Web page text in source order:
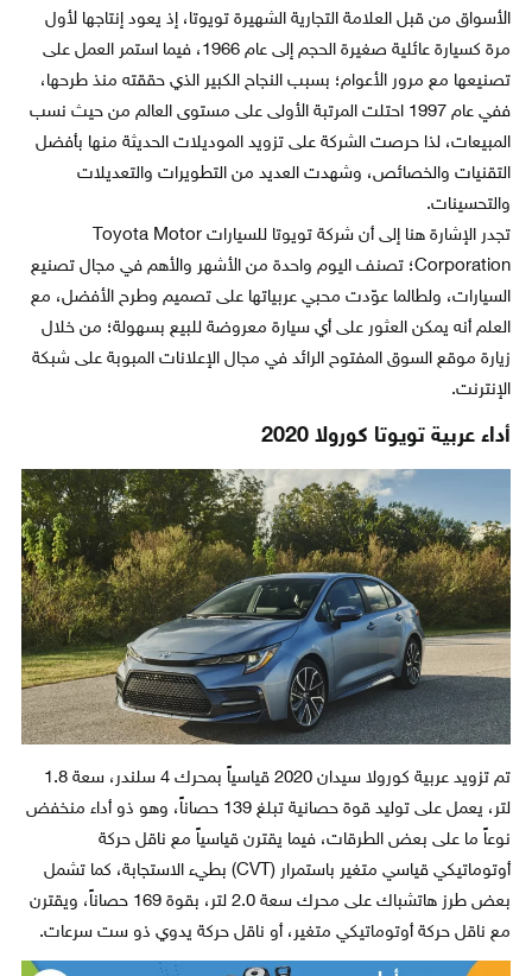
الأسواق من قبل العلامة التجارية الشهيرة تويوتا، إذ يعود إنتاجها لأول
مرة كسيارة عائلية صغيرة الحجم إلى عام 1966، فيما استمر العمل على
تصنيعها مع مرور الأعوام؛ بسبب النجاح الكبير الذي حققته منذ طرحها،
ففي عام 1997 احتلت المرتبة الأولى على مستوى العالم من حيث نسب
المبيعات، لذا حرصت الشركة على تزويد الموديلات الحديثة منها بأفضل
التقنيات والخصائص، وشهدت العديد من التطويرات والتعديلات
والتحسينات.
تجدر الإشارة هنا إلى أن شركة تويوتا للسيارات Toyota Motor
Corporation؛ تصنف اليوم واحدة من الأشهر والأهم في مجال تصنيع
السيارات، ولطالما عوّدت محبي عربياتها على تصميم وطرح الأفضل، مع
العلم أنه يمكن العثور على أي سيارة معروضة للبيع بسهولة؛ من خلال
زيارة موقع السوق المفتوح الرائد في مجال الإعلانات المبوبة على شبكة
الإنترنت.
أداء عربية تويوتا كورولا 2020
تم تزويد عربية كورولا سيدان 2020 قياسياً بمحرك 4 سلندر، سعة 1.8
لتر، يعمل على توليد قوة حصانية تبلغ 139 حصاناً، وهو ذو أداء منخفض
نوعاً ما على بعض الطرقات، فيما يقترن قياسياً مع ناقل حركة
أوتوماتيكي قياسي متغير باستمرار (CVT) بطيء الاستجابة، كما تشمل
بعض طرز هاتشباك على محرك سعة 2.0 لتر، بقوة 169 حصاناً، ويقترن
مع ناقل حركة أوتوماتيكي متغير، أو ناقل حركة يدوي ذو ست سرعات.